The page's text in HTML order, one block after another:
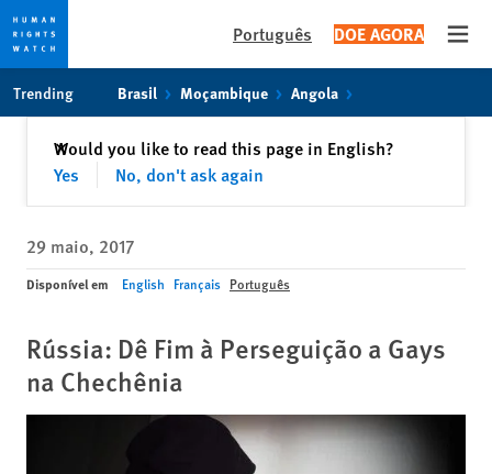
content
Português DOE AGORA
Trending Brasil Moçambique Angola
Would you like to read this page in English?
Yes
No, don't ask again
✕Fechar
29 maio, 2017
Disponível em English Français Português
Rússia: Dê Fim à Perseguição a Gays
na Chechênia